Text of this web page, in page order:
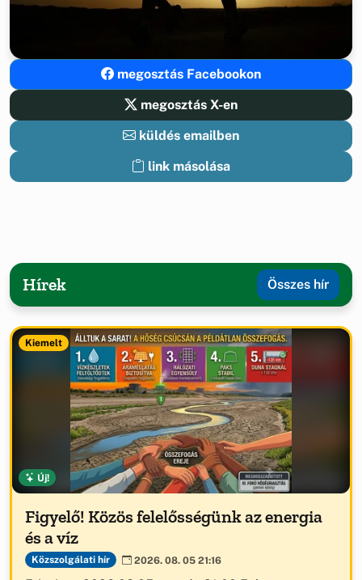
megosztás Facebookon
megosztás X-en
küldés emailben
link másolása
Hírek Összes hír
Kiemelt
Új!
Figyelő! Közös felelősségünk az energia
és a víz
Közszolgálati hír 2026. 08. 05 21:16